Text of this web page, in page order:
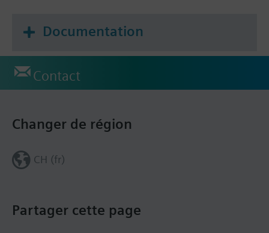
Documentation
Contact
Partager cette page
Changer de région
CH (fr)